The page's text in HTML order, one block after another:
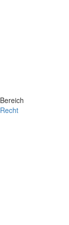
Bereich
Recht